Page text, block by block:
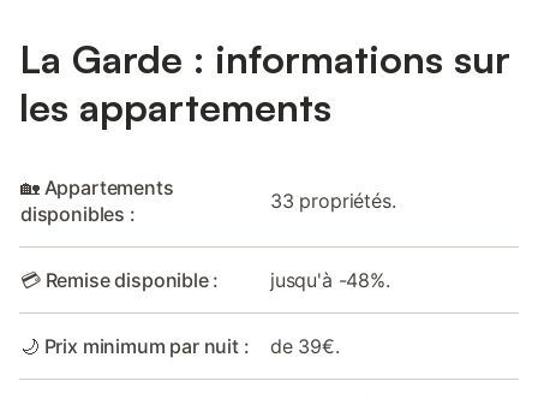
La Garde : informations sur
les appartements
🏡 Appartements
disponibles :
33 propriétés.
💳 Remise disponible : jusqu'à -48%.
🌙 Prix minimum par nuit : de 39€.